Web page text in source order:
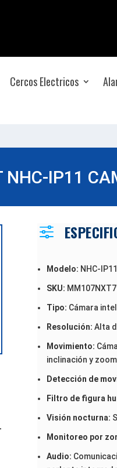
Cercos Electricos
NHC-IP11
f
Modelo: NHC-IP11
SKU:
Tipo: Cámara
Resolución: Alta
Movimiento:
inclinación y zoom
Detección de
Filtro de figura
Visión nocturna:
Monitoreo por
Audio: